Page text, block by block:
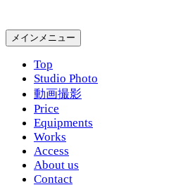
検
索
メインメニュー
Top
Studio Photo
動画撮影
Price
Equipments
Works
Access
About us
Contact